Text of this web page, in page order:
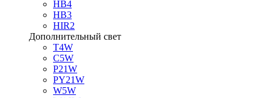
HB4
HB3
HIR2
Дополнительный свет
T4W
C5W
P21W
PY21W
W5W